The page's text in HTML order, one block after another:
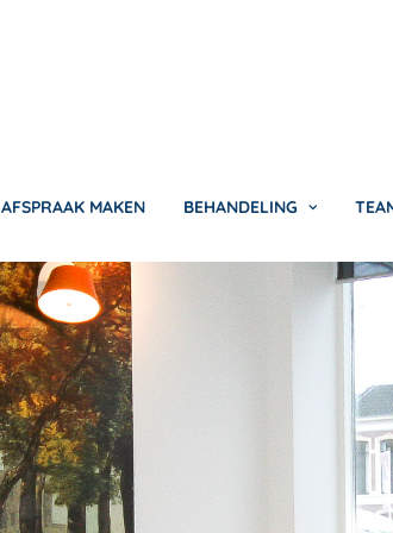
AFSPRAAK MAKEN BEHANDELING